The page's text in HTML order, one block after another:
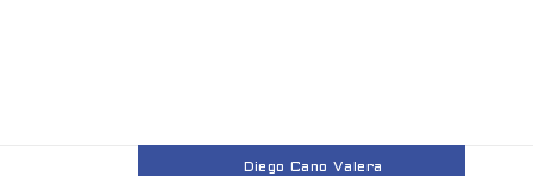
Diego Cano Valera